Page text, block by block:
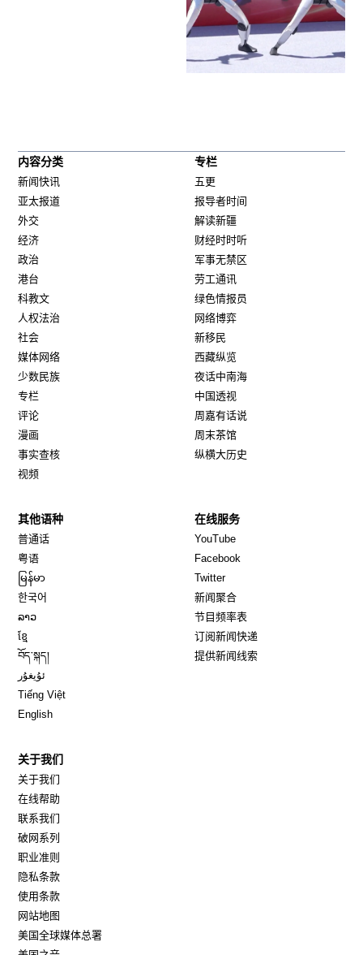
内容分类
新闻快讯
亚太报道
外交
经济
政治
港台
科教文
人权法治
社会
媒体网络
少数民族
专栏
评论
漫画
事实查核
视频
专栏
五更
报导者时间
解读新疆
财经时时听
军事无禁区
劳工通讯
绿色情报员
网络博弈
新移民
西藏纵览
夜话中南海
中国透视
周嘉有话说
周末茶馆
纵横大历史
其他语种
普通话
粤语
မြန်မာ
한국어
ລາວ
ខ្មែ
བོད་སྐད།
ئۇيغۇر
Tiếng Việt
English
在线服务
YouTube
Facebook
TwitterOpens in new window
新闻聚合
节目频率表
订阅新闻快递
提供新闻线索
关于我们
关于我们
在线帮助
联系我们
破网系列
职业准则
隐私条款
使用条款
网站地图
美国全球媒体总署